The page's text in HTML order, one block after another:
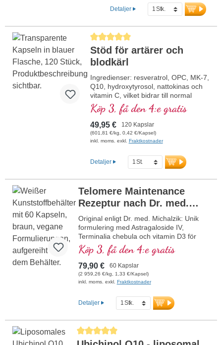
sublingualtablett för upptag
redan via munslemhinnan.
Detaljer
Genomsnittligt betyg på 5 av 5 stjärnor
Stöd för artärer och
blodkärl
Ingredienser: resveratrol, OPC, MK-7,
Q10, hydroxytyrosol, nattokinas och
vitamin C, vilket bidrar till normal
kollagenbildning för blodkärlens
normala funktion. B-vitaminerna
förekommer i bioaktiv form.
Köp 3, få den 4:e gratis
49,95 € 120 Kapslar
(601,81 €/kg, 0,42 €/Kapsel)
inkl. moms. exkl. Fraktkostnader
Detaljer
Telomere Maintenance
Rezeptur nach Dr. med.
Michalzik
Original enligt Dr. med. Michalzik: Unik
formulering med Astragaloside IV,
Terminalia chebula och vitamin D3 för
optimal celldelning och telomervård.
Innehåller 350 mg högkoncentrerat
Astragalus-extrakt, 150 mg Terminalia
chebula och 25 µg veganskt vitamin D3
per dagsdos. De höggradigt rena
karragenan och PEG, idealiska för
veganer och vegetarianer. Tillverkad i
vetenskaplig forskning och över 40 års
erfarenhet av vitalämnen. Biotikon är ett
av få företag som använder aluminiumfria
Köp 3, få den 4:e gratis
79,90 € 60 Kapslar
(2 959,26 €/kg, 1,33 €/Kapsel)
inkl. moms. exkl. Fraktkostnader
Detaljer
Genomsnittligt betyg på 5 av 5 stjärnor